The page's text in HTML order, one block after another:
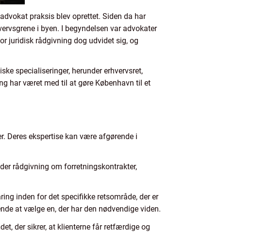
praksis blev oprettet. Siden da har
i byen. I begyndelsen var advokater
juridisk rådgivning dog udvidet sig, og
specialiseringer, herunder erhvervsret,
har været med til at gøre København til et
Deres ekspertise kan være afgørende i
rådgivning om forretningskontrakter,
inden for det specifikke retsområde, der er
at vælge en, der har den nødvendige viden.
der sikrer, at klienterne får retfærdige og